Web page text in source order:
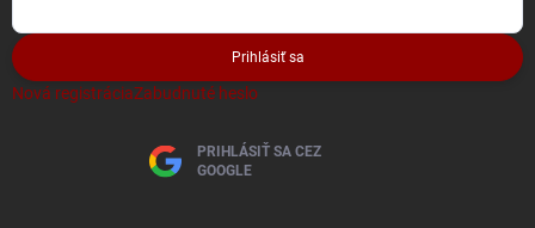
Prihlásiť sa
Nová registráciaZabudnuté heslo
PRIHLÁSIŤ SA CEZ
GOOGLE